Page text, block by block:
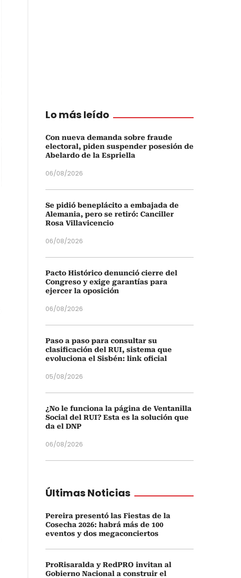
Lo más leído
Con nueva demanda sobre fraude
electoral, piden suspender posesión de
Abelardo de la Espriella
06/08/2026
Se pidió beneplácito a embajada de
Alemania, pero se retiró: Canciller
Rosa Villavicencio
06/08/2026
Pacto Histórico denunció cierre del
Congreso y exige garantías para
ejercer la oposición
06/08/2026
Paso a paso para consultar su
clasificación del RUI, sistema que
evoluciona el Sisbén: link oficial
05/08/2026
¿No le funciona la página de Ventanilla
Social del RUI? Esta es la solución que
da el DNP
06/08/2026
Últimas Noticias
Pereira presentó las Fiestas de la
Cosecha 2026: habrá más de 100
eventos y dos megaconciertos
ProRisaralda y RedPRO invitan al
Gobierno Nacional a construir el